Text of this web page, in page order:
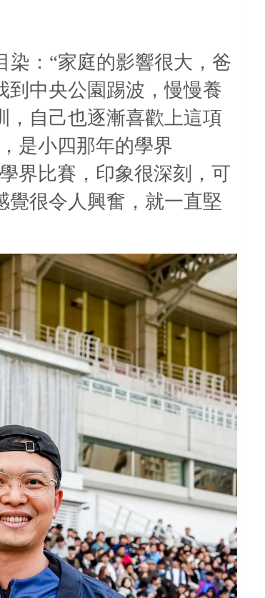
：“家庭的影響很大，爸
到中央公園踢波，慢慢養
，自己也逐漸喜歡上這項
是小四那年的學界
界比賽，印象很深刻，可
覺很令人興奮，就一直堅